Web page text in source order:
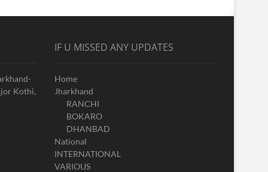
Kothi,
IF U MISSED ANY UPDATES
Home
Jharkhand
RANCHI
BOKARO
DHANBAD
National
INTERNATIONAL
VARIOUS